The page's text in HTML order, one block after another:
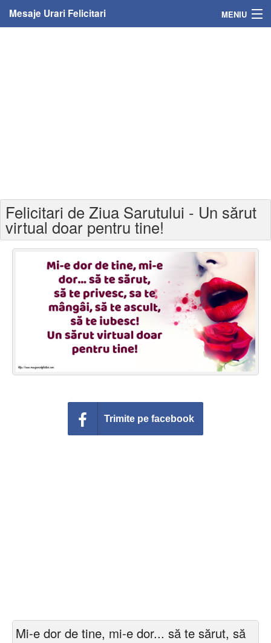
Mesaje Urari Felicitari MENIU
Felicitari varsta
Felicitari zilele anului
Felicitari zile saptamana
Felicitari muzicale
Felicitari muzicale personalizate
Conecteaza-te
Felicitari de Ziua Sarutului - Un sărut
virtual doar pentru tine!
Trimite pe facebook
Mi-e dor de tine, mi-e dor... să te sărut, să